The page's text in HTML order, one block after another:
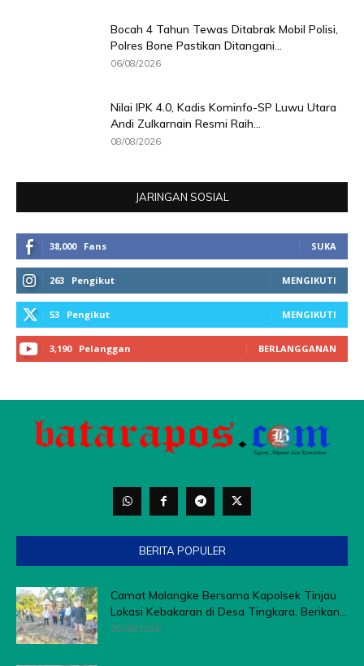
BERITA POPULER
Camat Malangke Bersama Kapolsek Tinjau
Lokasi Kebakaran di Desa Tingkara, Berikan...
05/08/2026